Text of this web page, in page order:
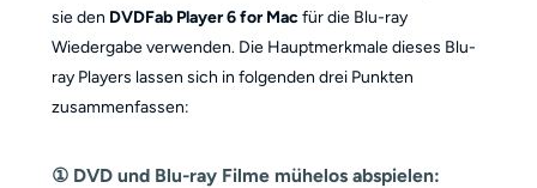
sie den DVDFab Player 6 for Macfür die Blu-ray
Wiedergabe verwenden. Die Hauptmerkmale dieses Blu-
ray Players lassen sich in folgenden drei Punkten
zusammenfassen:
① DVD und Blu-ray Filme mühelos abspielen: